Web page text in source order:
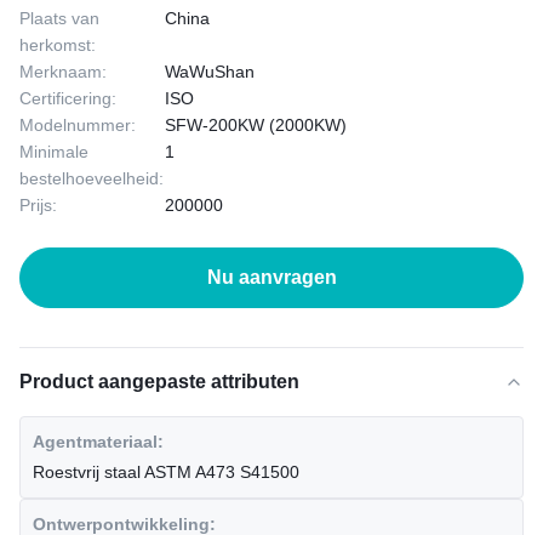
Plaats van
herkomst:
China
Merknaam:
WaWuShan
Certificering:
ISO
Modelnummer:
SFW-200KW (2000KW)
Minimale
bestelhoeveelheid:
1
Prijs: 200000
Nu aanvragen
Product aangepaste attributen
Agentmateriaal:
Roestvrij staal ASTM A473 S41500
Ontwerpontwikkeling: